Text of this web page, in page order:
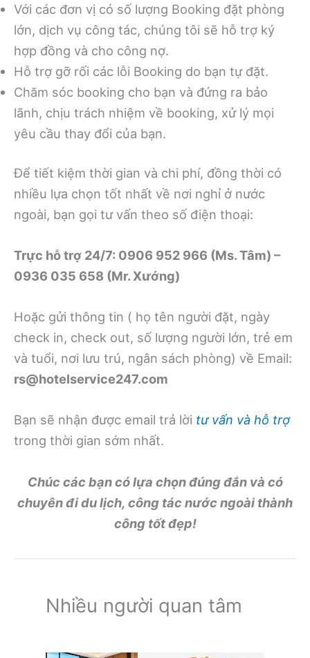
Với các đơn vị có số lượng Booking đặt phòng
lớn, dịch vụ công tác, chúng tôi sẽ hỗ trợ ký
hợp đồng và cho công nợ.
Hỗ trợ gỡ rối các lỗi Booking do bạn tự đặt.
Chăm sóc booking cho bạn và đứng ra bảo
lãnh, chịu trách nhiệm về booking, xử lý mọi
yêu cầu thay đổi của bạn.
Để tiết kiệm thời gian và chi phí, đồng thời có
nhiều lựa chọn tốt nhất về nơi nghỉ ở nước
ngoài, bạn gọi tư vấn theo số điện thoại:
Trực hỗ trợ 24/7: 0906 952 966 (Ms. Tâm) –
0936 035 658 (Mr. Xướng)
Hoặc gửi thông tin ( họ tên người đặt, ngày
check in, check out, số lượng người lớn, trẻ em
và tuổi, nơi lưu trú, ngân sách phòng) về Email:
rs@hotelservice247.com
Bạn sẽ nhận được email trả lời tư vấn và hỗ trợ
trong thời gian sớm nhất.
Chúc các bạn có lựa chọn đúng đắn và có
chuyên đi du lịch, công tác nước ngoài thành
công tốt đẹp!
Nhiều người quan tâm